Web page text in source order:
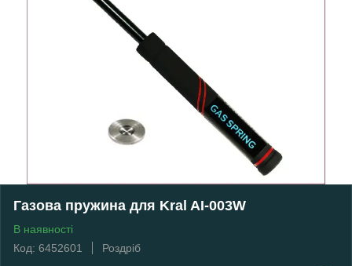
Газова пружина для Kral AI-003W
В наявності
Код: 6452601
Роздріб